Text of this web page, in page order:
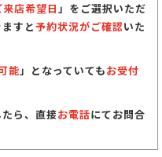
来店希望日」をご選択いただ
すと予約状況がご確認いた
能」となっていてもお受付
ら、直接お電話にてお問合